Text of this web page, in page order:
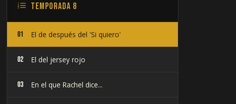
Temporada 8
01 El de después del 'Si quiero'
02 El del jersey rojo
03 En el que Rachel dice...